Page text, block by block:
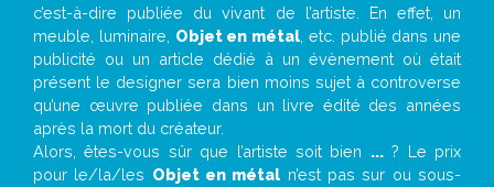
c’est-à-dire publiée du vivant de l’artiste. En effet, un
meuble, luminaire, Objet en métal , etc. publié dans une
publicité ou un article dédié à un évènement où était
présent le designer sera bien moins sujet à controverse
qu’une œuvre publiée dans un livre édité des années
après la mort du créateur.
Alors, êtes-vous sûr que l’artiste soit bien ...? Le prix
pour le/la/les Objet en métal n’est pas sur ou sous-